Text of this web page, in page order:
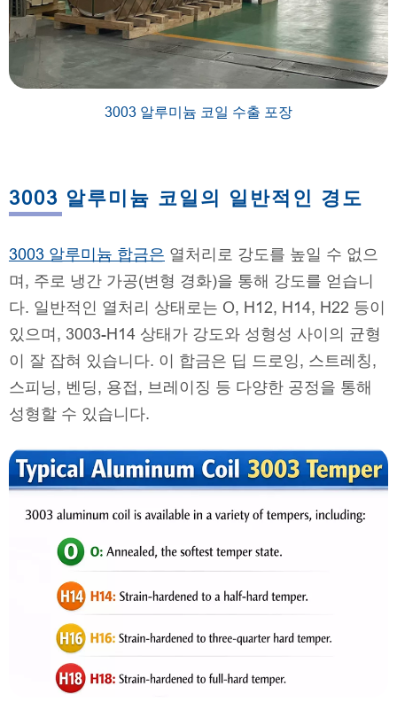
3003 알루미늄 코일 수출 포장
3003 알루미늄 코일의 일반적인 경도
3003 알루미늄 합금은 열처리로 강도를 높일 수 없으
며, 주로 냉간 가공(변형 경화)을 통해 강도를 얻습니
다. 일반적인 열처리 상태로는 O, H12, H14, H22 등이
있으며, 3003-H14 상태가 강도와 성형성 사이의 균형
이 잘 잡혀 있습니다. 이 합금은 딥 드로잉, 스트레칭,
스피닝, 벤딩, 용접, 브레이징 등 다양한 공정을 통해
성형할 수 있습니다.